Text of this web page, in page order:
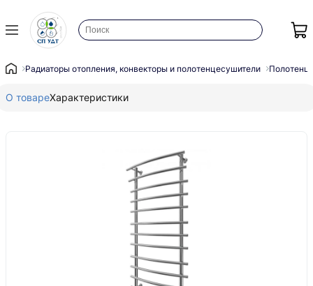
Радиаторы отопления, конвекторы и полотенцесушители
О товареХарактеристики